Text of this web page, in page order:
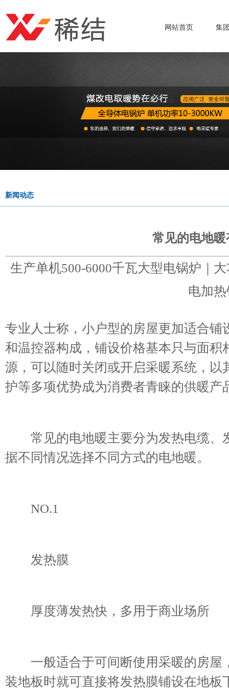
网站首页 集
新闻动态
常见的电地
生产单机500-6000千瓦大型电锅炉｜
电加
专业人士称，小户型的房屋更加适合
和温控器构成，铺设价格基本只与面
源，可以随时关闭或开启采暖系统，
护等多项优势成为消费者青睐的供暖产
常见的电地暖主要分为发热电缆、
据不同情况选择不同方式的电地暖。
NO.1
发热膜
厚度薄发热快，多用于商业场所
一般适合于可间断使用采暖的房屋
装地板时就可直接将发热膜铺设在地